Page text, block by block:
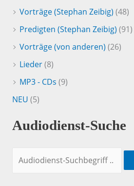
Vorträge (Stephan Zeibig) (48)
Predigten (Stephan Zeibig) (91)
Vorträge (von anderen) (26)
Lieder(8)
MP3 - CDs (9)
NEU (5)
Audiodienst-Suche